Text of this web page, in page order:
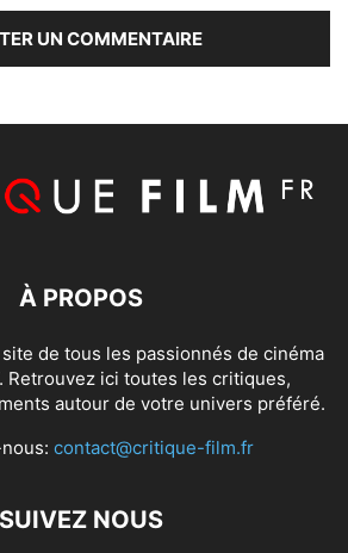
À PROPOS
de tous les passionnés de cinéma
Retrouvez ici toutes les critiques,
autour de votre univers préféré.
contact@critique-film.fr
SUIVEZ NOUS